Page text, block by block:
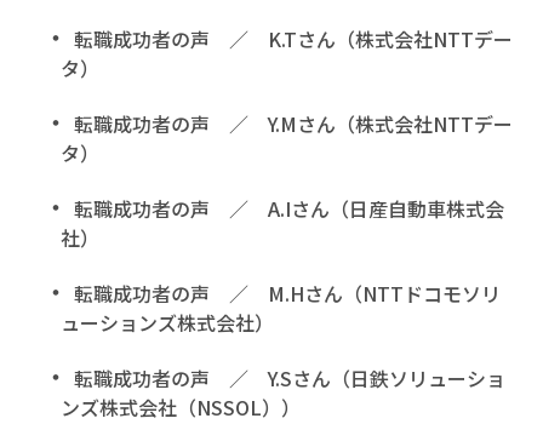
転職成功者の声 ／ K.Tさん（株式会社NTTデー
タ）
転職成功者の声 ／ Y.Mさん（株式会社NTTデー
タ）
転職成功者の声 ／ A.Iさん（日産自動車株式会
社）
転職成功者の声 ／ M.Hさん（NTTドコモソリ
ューションズ株式会社）
転職成功者の声 ／ Y.Sさん（日鉄ソリューショ
ンズ株式会社（NSSOL））